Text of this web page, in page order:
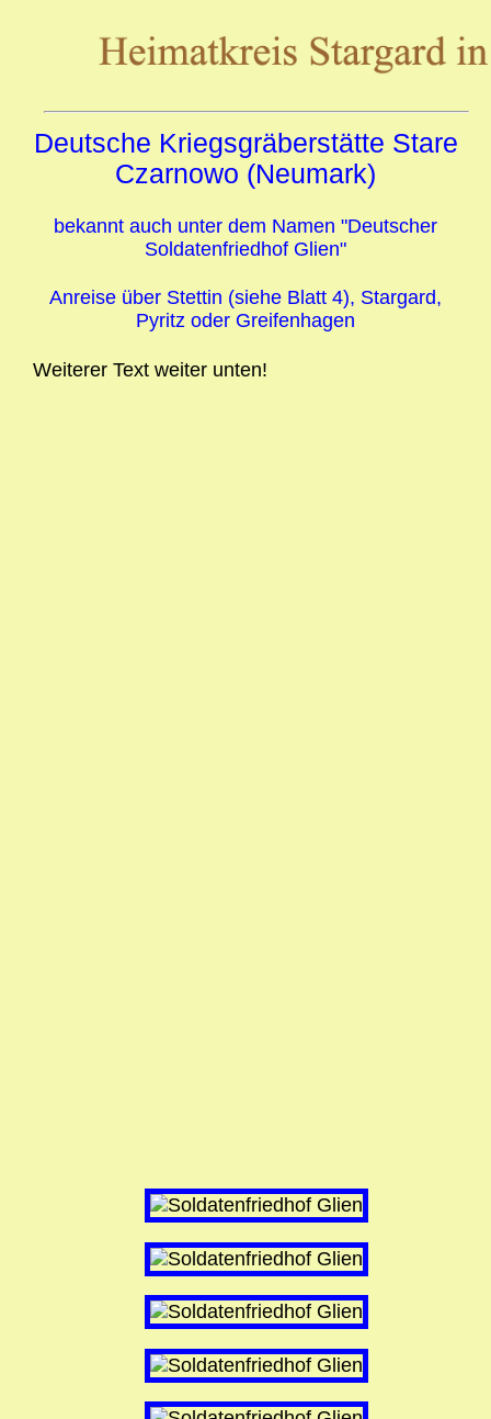
Deutsche Kriegsgräberstätte Stare
Czarnowo (Neumark)
bekannt auch unter dem Namen "Deutscher
Soldatenfriedhof Glien"
Anreise über Stettin (siehe Blatt 4), Stargard,
Pyritz oder Greifenhagen
Weiterer Text weiter unten!